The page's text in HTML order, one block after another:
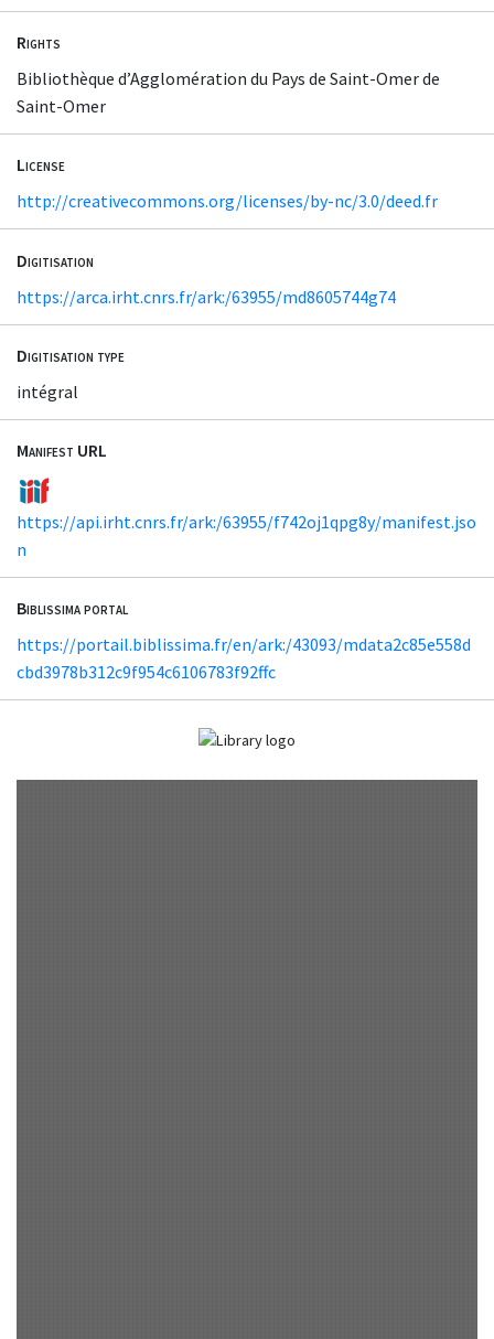
Rights
Bibliothèque d’Agglomération du Pays de Saint-Omer de
Saint-Omer
License
http://creativecommons.org/licenses/by-nc/3.0/deed.fr
Digitisation
https://arca.irht.cnrs.fr/ark:/63955/md8605744g74
Digitisation type
intégral
Manifest URL
https://api.irht.cnrs.fr/ark:/63955/f742oj1qpg8y/manifest.jso
n
Biblissima portal
https://portail.biblissima.fr/en/ark:/43093/mdata2c85e558d
cbd3978b312c9f954c6106783f92ffc